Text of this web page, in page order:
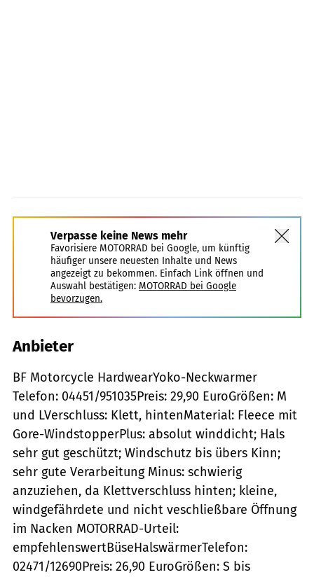
Verpasse keine News mehr
Favorisiere MOTORRAD bei Google, um künftig
häufiger unsere neuesten Inhalte und News
angezeigt zu bekommen. Einfach Link öffnen und
Auswahl bestätigen: MOTORRAD bei Google
bevorzugen.
Anbieter
BF Motorcycle HardwearYoko-Neckwarmer
Telefon: 04451/951035Preis: 29,90 EuroGrößen: M
und LVerschluss: Klett, hintenMaterial: Fleece mit
Gore-WindstopperPlus: absolut winddicht; Hals
sehr gut geschützt; Windschutz bis übers Kinn;
sehr gute Verarbeitung Minus: schwierig
anzuziehen, da Klettverschluss hinten; kleine,
windgefährdete und nicht veschließbare Öffnung
im Nacken MOTORRAD-Urteil:
empfehlenswertBüseHalswärmerTelefon:
02471/12690Preis: 26,90 EuroGrößen: S bis